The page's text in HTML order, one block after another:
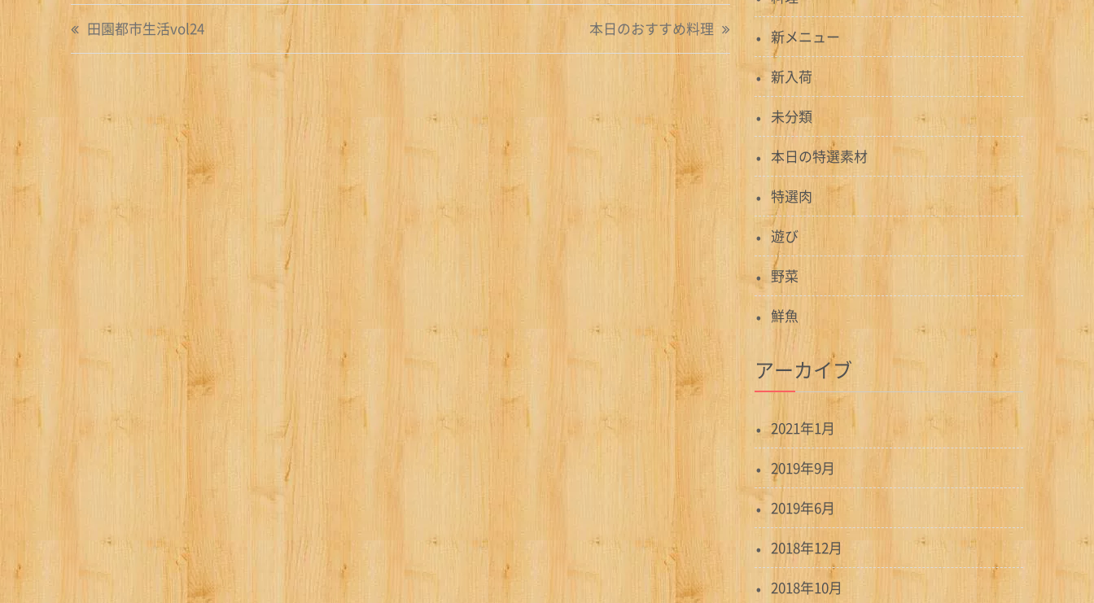
投
稿
ゲ
シ
田園都市生活vol24 本日のおすすめ料理
新メニュー
新入荷
未分類
本日の特選素材
特選肉
遊び
野菜
鮮魚
アーカイブ
2021年1月
2019年9月
2019年6月
2018年12月
2018年10月